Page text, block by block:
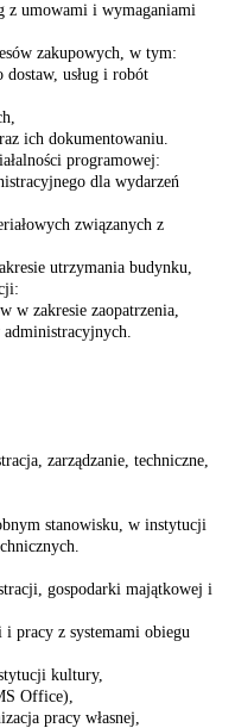
z umowami i wymaganiami
zakupowych, w tym:
dostaw, usług i robót
ich dokumentowaniu.
programowej:
dla wydarzeń
związanych z
utrzymania budynku,
w zakresie zaopatrzenia,
administracyjnych.
zarządzanie, techniczne,
stanowisku, w instytucji
gospodarki majątkowej i
i pracy z systemami obiegu
kultury,
Office),
pracy własnej,